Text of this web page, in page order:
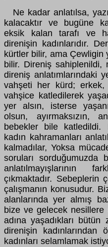
Ne kadar anlatılsa,
kalacaktır ve bugüne
eksik kalan tarafı ve
direnişin kadınlarıdır.
kürtler bilir, ama Çewligin
bilir. Direniş sahiplenildi,
direniş anlatımlarındaki
vahşeti her kürd; erkek,
vahşice katledilerek
yer alsın, isterse
olsun, ayırmaksızın,
bebekler bile
kadın kahramanları
kalmadılar, Yoksa
soruları sorduğumuzda
anlatılmayışlarının
çıkmaktadır. Sebeplerin
çalışmanın konusudur.
alanlarında yer almış
bize ve gelecek nesillere
adına yaşadıkları
direnişin kadınlarından
kadınları selamlamak